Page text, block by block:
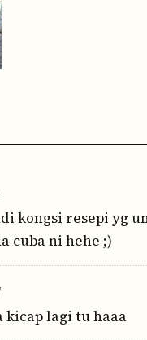
kongsi resepi yg
cuba ni hehe ;)
kicap lagi tu haaa